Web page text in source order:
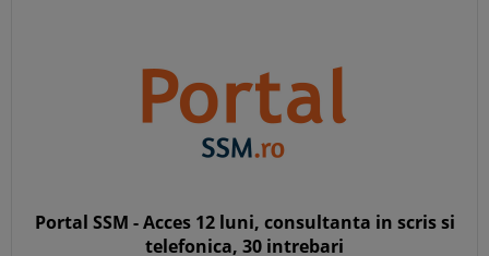
Portal SSM - Acces 12 luni, consultanta in scris si
telefonica, 30 intrebari